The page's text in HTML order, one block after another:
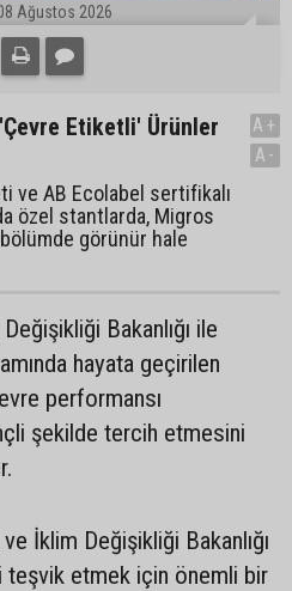
Ağustos 2026
Etiketli' Ürünler
ve AB Ecolabel sertifikalı
özel stantlarda, Migros
görünür hale
A+
A-
Bakanlığı ile
hayata geçirilen
performansı
şekilde tercih etmesini
İklim Değişikliği Bakanlığı
etmek için önemli bir